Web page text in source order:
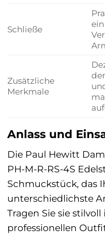
Schließe
Zusätzliche
Merkmale
Anlass und
Die Paul Hewitt
PH-M-R-RS-4S
Schmuckstück, das
unterschiedlichste
Tragen Sie sie
professionellen